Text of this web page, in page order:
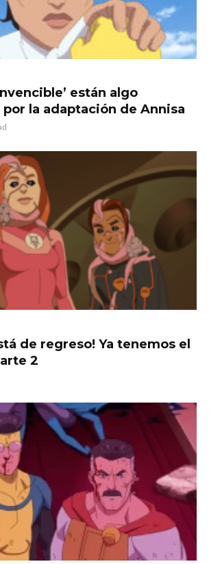
están algo
la adaptación de Annisa
de regreso! Ya tenemos el
2